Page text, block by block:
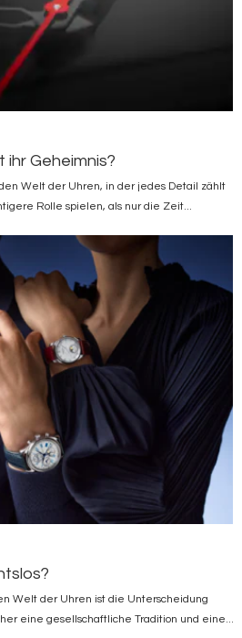
ihr Geheimnis?
Welt der Uhren, in der jedes Detail zählt
Rolle spielen, als nur die Zeit...
Welt der Uhren ist die Unterscheidung
eine gesellschaftliche Tradition und eine...